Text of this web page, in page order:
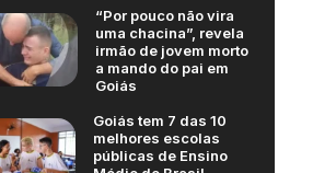
“Por pouco não vira
uma chacina”, revela
irmão de jovem morto
a mando do pai em
Goiás
Goiás tem 7 das 10
melhores escolas
públicas de Ensino